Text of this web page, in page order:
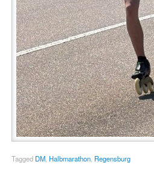
Tagged DM, Halbmarathon, Regensburg